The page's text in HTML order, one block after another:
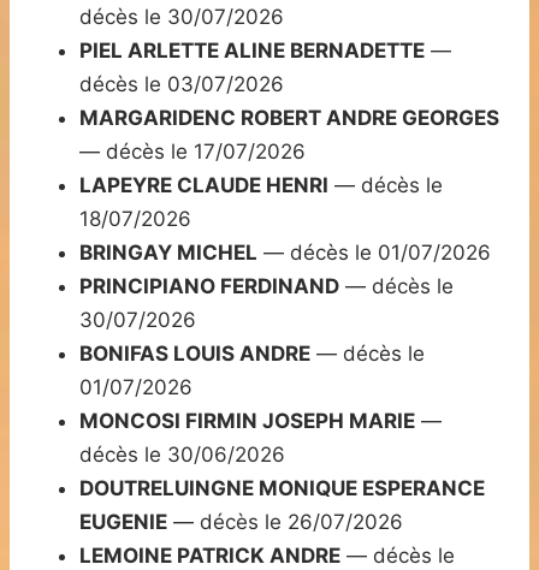
décès le 30/07/2026
PIEL ARLETTE ALINE BERNADETTE —
décès le 03/07/2026
MARGARIDENC ROBERT ANDRE GEORGES
— décès le 17/07/2026
LAPEYRE CLAUDE HENRI — décès le
18/07/2026
BRINGAY MICHEL — décès le 01/07/2026
PRINCIPIANO FERDINAND — décès le
30/07/2026
BONIFAS LOUIS ANDRE — décès le
01/07/2026
MONCOSI FIRMIN JOSEPH MARIE —
décès le 30/06/2026
DOUTRELUINGNE MONIQUE ESPERANCE
EUGENIE — décès le 26/07/2026
LEMOINE PATRICK ANDRE — décès le